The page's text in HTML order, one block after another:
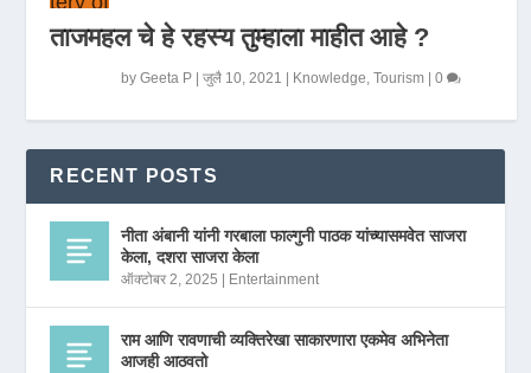
ताजमहल चे हे रहस्य तुम्हाला माहीत आहे ?
byGeeta P |जुलै 10, 2021 Knowledge,Tourism |0
RECENT POSTS
नीता अंबानी यांनी गरबाला फाल्गुनी पाठक यांच्यासमवेत साजरा
केला, दशरा साजरा केला
ऑक्टोबर 2, 2025 Entertainment
राम आणि रावणाची व्यक्तिरेखा साकारणारा एकमेव अभिनेता
आजही आठवतो